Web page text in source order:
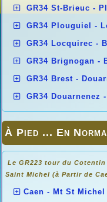
GR34 St-Brieuc -
GR34 Plouguiel -
GR34 Locquirec -
GR34 Brignogan -
GR34 Brest -
GR34 Douarnenez
À Pied ... En
Le GR223 tour du
Saint Michel (à Partir de
Caen - Mt St Michel